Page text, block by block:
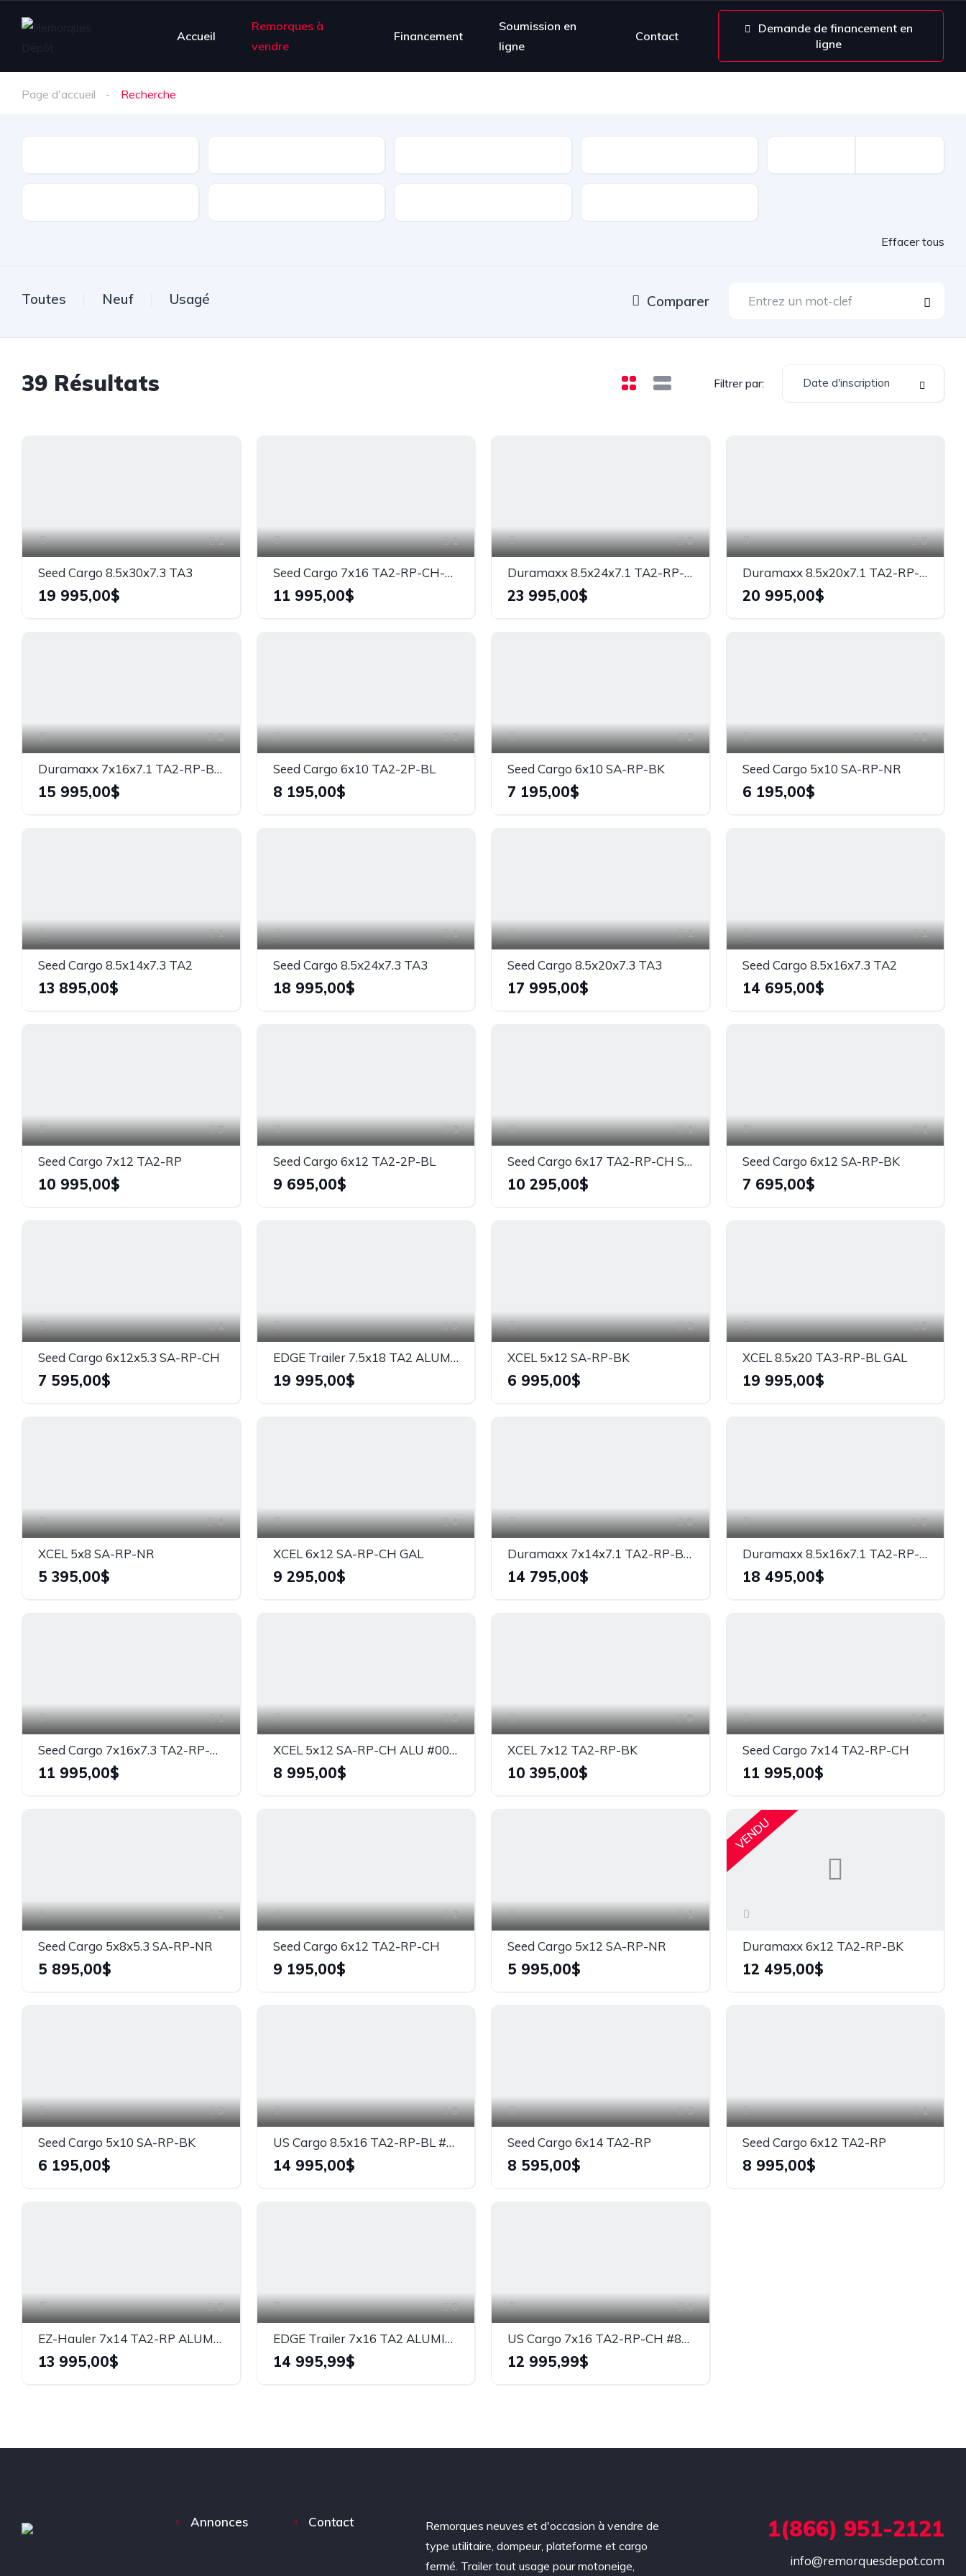
Accueil
Remorques à
vendre
Financement
Soumission en
ligne
Contact
Demande de financement en
ligne
Page d'accueil Recherche
Effacer tous
Toutes Neuf Usagé Comparer
39 Résultats Filtrer par: Date d'inscription
1
Seed Cargo 8.5x30x7.3 TA3
19 995,00$
1
Seed Cargo 7x16 TA2-RP-CH-SNOW
11 995,00$
6
Duramaxx 8.5x24x7.1 TA2-RP-NR
23 995,00$
6
Duramaxx 8.5x20x7.1 TA2-RP-NR
20 995,00$
8
Duramaxx 7x16x7.1 TA2-RP-BL GALVANISÉ
15 995,00$
3
Seed Cargo 6x10 TA2-2P-BL
8 195,00$
2
Seed Cargo 6x10 SA-RP-BK
7 195,00$
2
Seed Cargo 5x10 SA-RP-NR
6 195,00$
1
Seed Cargo 8.5x14x7.3 TA2
13 895,00$
1
Seed Cargo 8.5x24x7.3 TA3
18 995,00$
1
Seed Cargo 8.5x20x7.3 TA3
17 995,00$
1
Seed Cargo 8.5x16x7.3 TA2
14 695,00$
5
Seed Cargo 7x12 TA2-RP
10 995,00$
3
Seed Cargo 6x12 TA2-2P-BL
9 695,00$
1
Seed Cargo 6x17 TA2-RP-CH SNOW
10 295,00$
1
Seed Cargo 6x12 SA-RP-BK
7 695,00$
1
Seed Cargo 6x12x5.3 SA-RP-CH
7 595,00$
9
EDGE Trailer 7.5x18 TA2 ALUMINIUM
19 995,00$
2
XCEL 5x12 SA-RP-BK
6 995,00$
5
XCEL 8.5x20 TA3-RP-BL GAL
19 995,00$
4
XCEL 5x8 SA-RP-NR
5 395,00$
4
XCEL 6x12 SA-RP-CH GAL
9 295,00$
8
Duramaxx 7x14x7.1 TA2-RP-BL GALVANISÉ
14 795,00$
6
Duramaxx 8.5x16x7.1 TA2-RP-NR
18 495,00$
1
Seed Cargo 7x16x7.3 TA2-RP-CH
11 995,00$
6
XCEL 5x12 SA-RP-CH ALU #00052 *CHICOUTIMI*
8 995,00$
8
XCEL 7x12 TA2-RP-BK
10 395,00$
6
Seed Cargo 7x14 TA2-RP-CH
11 995,00$
2
Seed Cargo 5x8x5.3 SA-RP-NR
5 895,00$
2
Seed Cargo 6x12 TA2-RP-CH
9 195,00$
1
Seed Cargo 5x12 SA-RP-NR
5 995,00$
VENDU
Duramaxx 6x12 TA2-RP-BK
12 495,00$
3
Seed Cargo 5x10 SA-RP-BK
6 195,00$
9
US Cargo 8.5x16 TA2-RP-BL #86119
14 995,00$
3
Seed Cargo 6x14 TA2-RP
8 595,00$
1
Seed Cargo 6x12 TA2-RP
8 995,00$
6
EZ-Hauler 7x14 TA2-RP ALUMINIUM #30131
13 995,00$
6
EDGE Trailer 7x16 TA2 ALUMINIUM
14 995,99$
4
US Cargo 7x16 TA2-RP-CH #86050
12 995,99$
Annonces Contact
Remorques neuves et d'occasion à vendre de
type utilitaire, dompeur, plateforme et cargo
fermé. Trailer tout usage pour motoneige,
1(866) 951-2121
info@remorquesdepot.com